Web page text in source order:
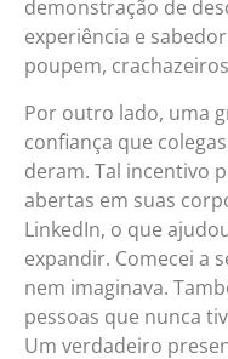
demonstração de
experiência e
poupem,
Por outro lado, uma
confiança que
deram. Tal incentivo
abertas em suas
LinkedIn, o que
expandir. Comecei a
nem imaginava.
pessoas que nunca
Um verdadeiro